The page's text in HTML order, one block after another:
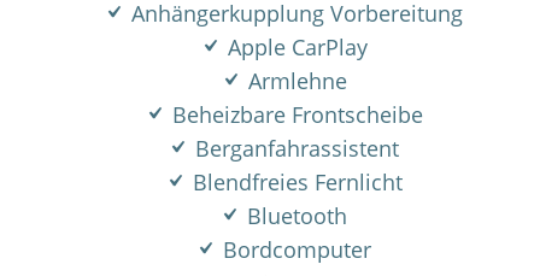
Anhängerkupplung Vorbereitung
Apple CarPlay
Armlehne
Beheizbare Frontscheibe
Berganfahrassistent
Blendfreies Fernlicht
Bluetooth
Bordcomputer